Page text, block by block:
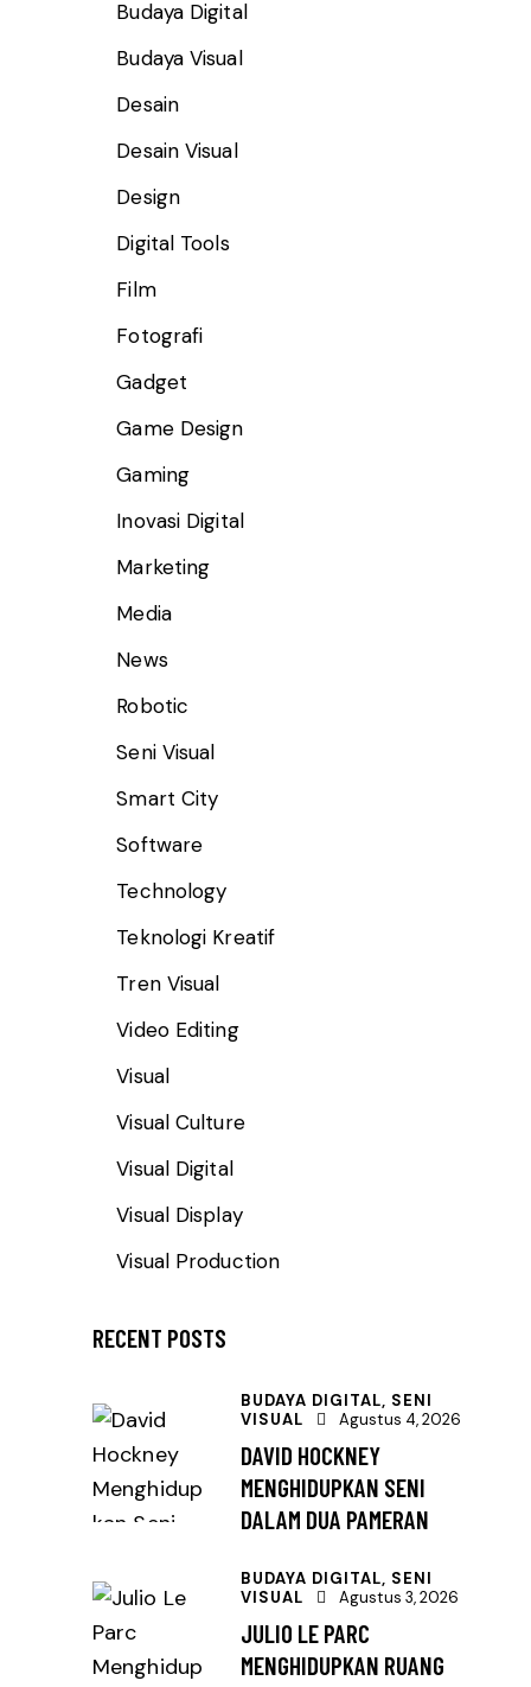
Budaya Digital
Budaya Visual
Desain
Desain Visual
Design
Digital Tools
Film
Fotografi
Gadget
Game Design
Gaming
Inovasi Digital
Marketing
Media
News
Robotic
Seni Visual
Smart City
Software
Technology
Teknologi Kreatif
Tren Visual
Video Editing
Visual
Visual Culture
Visual Digital
Visual Display
Visual Production
RECENT POSTS
BUDAYA DIGITAL, SENI
VISUAL
Agustus 4, 2026
DAVID HOCKNEY
MENGHIDUPKAN SENI
DALAM DUA PAMERAN
BUDAYA DIGITAL, SENI
VISUAL
Agustus 3, 2026
JULIO LE PARC
MENGHIDUPKAN RUANG